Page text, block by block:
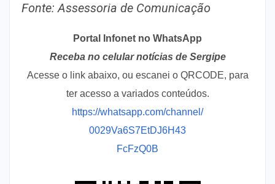
Fonte: Assessoria de Comunicação
Portal Infonet no WhatsApp
Receba no celular notícias de Sergipe
Acesse o link abaixo, ou escanei o QRCODE, para
ter acesso a variados conteúdos.
https://whatsapp.com/channel/
0029Va6S7EtDJ6H43
FcFzQ0B